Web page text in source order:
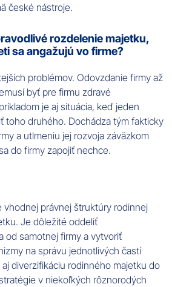
české nástroje.
rozdelenie majetku,
sa angažujú vo firme?
problémov. Odovzdanie firmy až
byť pre firmu zdravé
je aj situácia, keď jeden
toho druhého. Dochádza tým fakticky
a utlmeniu jej rozvoja záväzkom
do firmy zapojiť nechce.
vhodnej právnej štruktúry rodinnej
Je dôležité oddeliť
od samotnej firmy a vytvoriť
na správu jednotlivých častí
diverzifikáciu rodinného majetku do
v niekoľkých rôznorodých